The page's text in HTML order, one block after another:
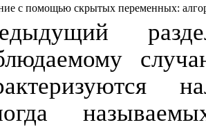
с помощью скрытых переменных: